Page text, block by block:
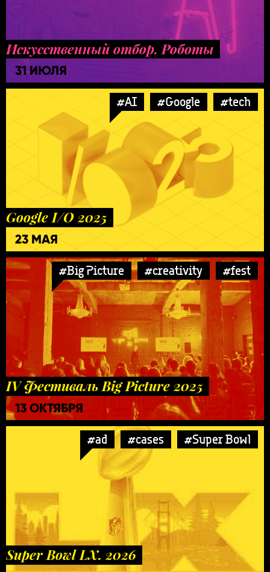
Искусственный отбор. Роботы
31 ИЮЛЯ
#AI #Google #tech
Google I/O 2025
23 МАЯ
#Big Picture #creativity #fest
IV Фестиваль Big Picture 2025
13 ОКТЯБРЯ
#ad #cases #Super Bowl
Super Bowl LX. 2026